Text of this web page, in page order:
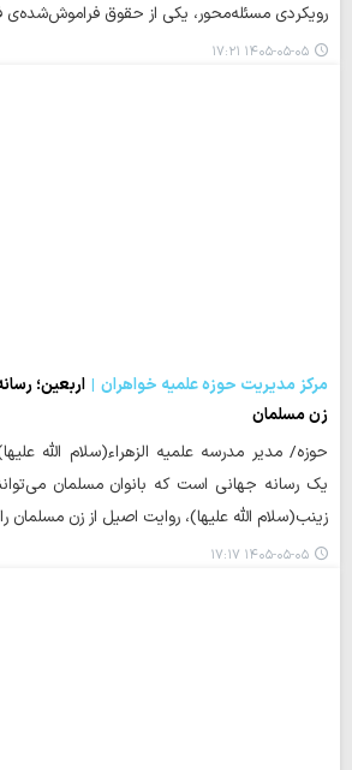
رویکردی مسئله‌محور، یکی از حقوق فراموش‌شده‌ی
۱۴۰۵-۰۵-۰۵ ۱۷:۲۱
مرکز مدیریت حوزه علمیه خواهران
اربعین؛
زن مسلمان
حوزه/ مدیر مدرسه علمیه الزهراء(سلام الله
یک رسانه‌ جهانی است که بانوان مسلمان
زینب(سلام الله علیها)، روایت اصیل از زن مسلمان
۱۴۰۵-۰۵-۰۵ ۱۷:۱۷